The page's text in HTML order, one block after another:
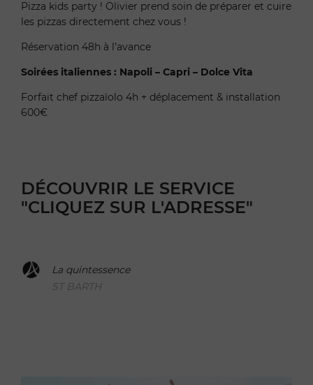
Pizza kids party ! Olivier prend soin de préparer et cuire
les pizzas directement chez vous !
Réservation 48h à l’avance
Soirées italiennes : Napoli – Capri – Dolce Vita
Forfait chef pizzaïolo 4h + déplacement & installation
600€
DÉCOUVRIR LE SERVICE
"CLIQUEZ SUR L'ADRESSE"
La quintessence
ST BARTH